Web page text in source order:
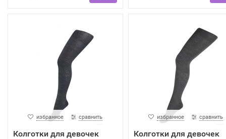
избранное сравнить
Колготки для девочек
избранное сравнить
Колготки для девочек